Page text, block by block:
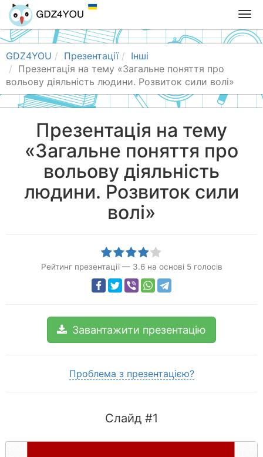
T
o
g
n
a
GDZ4YOU Презентації
Інші
Презентація на тему «Загальне поняття про
вольову діяльність людини. Розвиток сили волі»
Презентація на тему
«Загальне поняття про
вольову діяльність
людини. Розвиток сили
волі»
Рейтинг презентації — 3.6на основі 5голосів
Завантажити презентацію
Проблема з презентацією?
Слайд #1